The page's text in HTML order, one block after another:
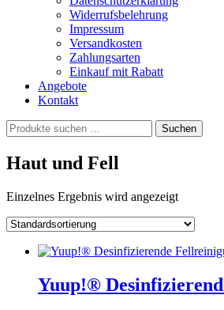
Widerrufsbelehrung
Impressum
Versandkosten
Zahlungsarten
Einkauf mit Rabatt
Angebote
Kontakt
Suchen
nach:
Suchen
Haut und Fell
Einzelnes Ergebnis wird angezeigt
Yuup!®